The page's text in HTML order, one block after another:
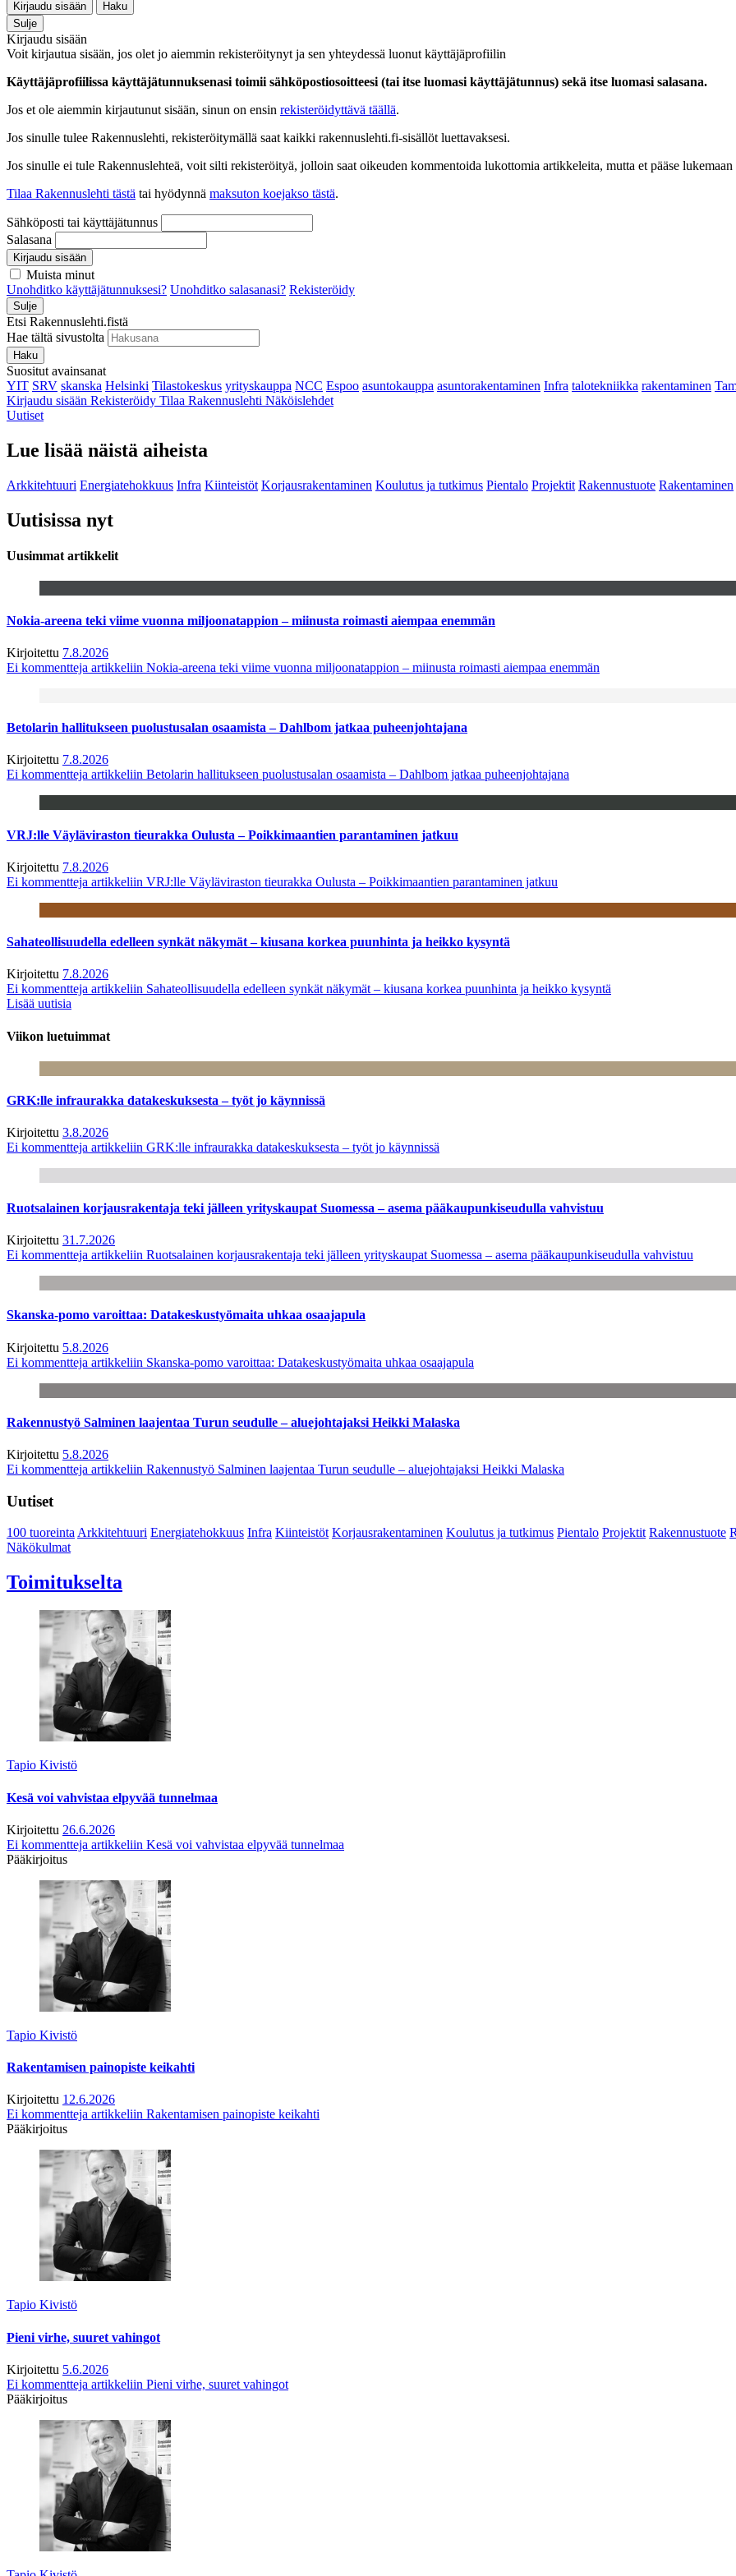
Kirjaudu sisään
Haku
Sulje
Kirjaudu sisään
Voit kirjautua sisään, jos olet jo aiemmin rekisteröitynyt ja sen yhteydessä luonut käyttäjäprofiilin
Käyttäjäprofiilissa käyttäjätunnuksenasi toimii sähköpostiosoitteesi (tai itse luomasi käyttäjätunnus) sekä itse luomasi salasana.
Jos et ole aiemmin kirjautunut sisään, sinun on ensin rekisteröidyttävä täällä.
Jos sinulle tulee Rakennuslehti, rekisteröitymällä saat kaikki rakennuslehti.fi-sisällöt luettavaksesi.
Jos sinulle ei tule Rakennuslehteä, voit silti rekisteröityä, jolloin saat oikeuden kommentoida lukottomia artikkeleita, mutta et pääse
Tilaa Rakennuslehti tästä tai hyödynnä maksuton koejakso tästä.
Sähköposti tai käyttäjätunnus
Salasana
Kirjaudu sisään
Muista minut
Unohditko käyttäjätunnuksesi? Unohditko salasanasi? Rekisteröidy
Sulje
Etsi Rakennuslehti.fistä
Hae tältä sivustolta
Haku
Suositut avainsanat
YIT SRV skanska Helsinki Tilastokeskus yrityskauppa NCC Espoo asuntokauppa asuntorakentaminen Infra talotekniikka rakentaminen
Kirjaudu sisään Rekisteröidy Tilaa Rakennuslehti Näköislehdet
Uutiset
Lue lisää näistä aiheista
Arkkitehtuuri Energiatehokkuus Infra Kiinteistöt Korjausrakentaminen Koulutus ja tutkimus Pientalo Projektit Rakennustuote Rakentaminen
Uutisissa nyt
Uusimmat artikkelit
Nokia-areena teki viime vuonna miljoonatappion – miinusta roimasti aiempaa enemmän
Kirjoitettu 7.8.2026
Ei kommentteja artikkeliin Nokia-areena teki viime vuonna miljoonatappion – miinusta roimasti aiempaa enemmän
Betolarin hallitukseen puolustusalan osaamista – Dahlbom jatkaa puheenjohtajana
Kirjoitettu 7.8.2026
Ei kommentteja artikkeliin Betolarin hallitukseen puolustusalan osaamista – Dahlbom jatkaa puheenjohtajana
VRJ:lle Väyläviraston tieurakka Oulusta – Poikkimaantien parantaminen jatkuu
Kirjoitettu 7.8.2026
Ei kommentteja artikkeliin VRJ:lle Väyläviraston tieurakka Oulusta – Poikkimaantien parantaminen jatkuu
Sahateollisuudella edelleen synkät näkymät – kiusana korkea puunhinta ja heikko kysyntä
Kirjoitettu 7.8.2026
Ei kommentteja artikkeliin Sahateollisuudella edelleen synkät näkymät – kiusana korkea puunhinta ja heikko kysyntä
Lisää uutisia
Viikon luetuimmat
GRK:lle infraurakka datakeskuksesta – työt jo käynnissä
Kirjoitettu 3.8.2026
Ei kommentteja artikkeliin GRK:lle infraurakka datakeskuksesta – työt jo käynnissä
Ruotsalainen korjausrakentaja teki jälleen yrityskaupat Suomessa – asema pääkaupunkiseudulla vahvistuu
Kirjoitettu 31.7.2026
Ei kommentteja artikkeliin Ruotsalainen korjausrakentaja teki jälleen yrityskaupat Suomessa – asema pääkaupunkiseudulla vahvistuu
Skanska-pomo varoittaa: Datakeskustyömaita uhkaa osaajapula
Kirjoitettu 5.8.2026
Ei kommentteja artikkeliin Skanska-pomo varoittaa: Datakeskustyömaita uhkaa osaajapula
Rakennustyö Salminen laajentaa Turun seudulle – aluejohtajaksi Heikki Malaska
Kirjoitettu 5.8.2026
Ei kommentteja artikkeliin Rakennustyö Salminen laajentaa Turun seudulle – aluejohtajaksi Heikki Malaska
Uutiset
100 tuoreintaArkkitehtuuri Energiatehokkuus Infra Kiinteistöt Korjausrakentaminen Koulutus ja tutkimus Pientalo Projektit Rakennustuote
Näkökulmat
Toimitukselta
Tapio Kivistö
Kesä voi vahvistaa elpyvää tunnelmaa
Kirjoitettu 26.6.2026
Ei kommentteja artikkeliin Kesä voi vahvistaa elpyvää tunnelmaa
Pääkirjoitus
Tapio Kivistö
Rakentamisen painopiste keikahti
Kirjoitettu 12.6.2026
Ei kommentteja artikkeliin Rakentamisen painopiste keikahti
Pääkirjoitus
Tapio Kivistö
Pieni virhe, suuret vahingot
Kirjoitettu 5.6.2026
Ei kommentteja artikkeliin Pieni virhe, suuret vahingot
Pääkirjoitus